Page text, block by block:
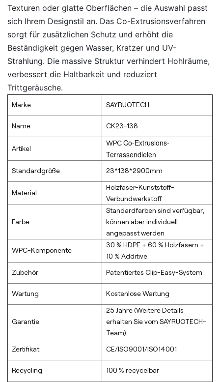
Texturen oder glatte Oberflächen – die Auswahl passt
sich Ihrem Designstil an. Das Co-Extrusionsverfahren
sorgt für zusätzlichen Schutz und erhöht die
Beständigkeit gegen Wasser, Kratzer und UV-
Strahlung. Die massive Struktur verhindert Hohlräume,
verbessert die Haltbarkeit und reduziert
Trittgeräusche.
Marke SAYRUOTECH
Name CK23-138
Artikel
WPCCo-Extrusions-
Terrassendielen
Standardgröße 23*138*2900mm
Material
Holzfaser-Kunststoff-
Verbundwerkstoff
Farbe
Standardfarben sind verfügbar,
können aber individuell
angepasst werden
WPC-Komponente
30 % HDPE + 60 % Holzfasern +
10 % Additive
Zubehör Patentiertes Clip-Easy-System
Wartung Kostenlose Wartung
Garantie
25 Jahre (Weitere Details
erhalten Sie vom SAYRUOTECH-
Team)
Zertifikat CE/ISO9001/ISO14001
Recycling 100 % recycelbar